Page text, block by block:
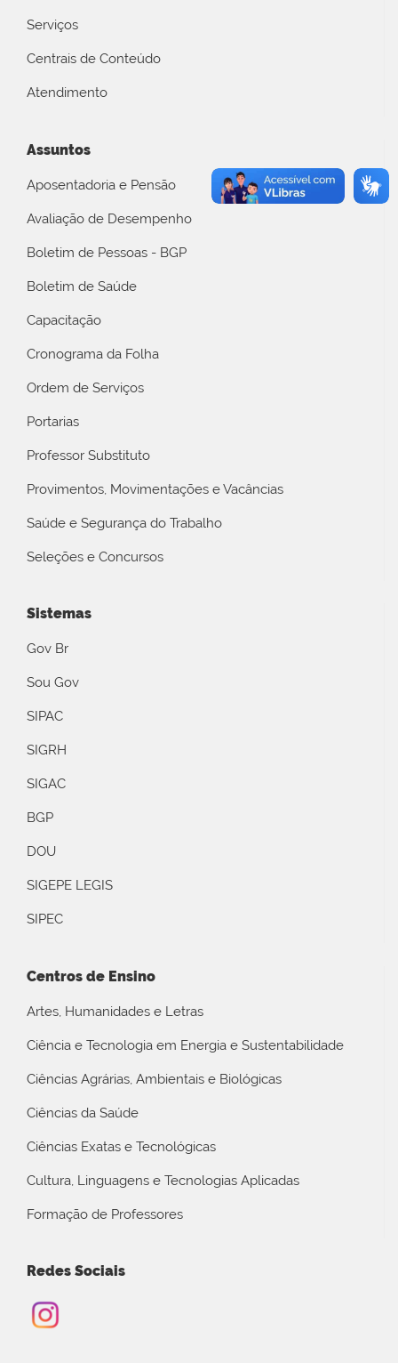
Serviços
Centrais de Conteúdo
Atendimento
Assuntos
Aposentadoria e Pensão
Avaliação de Desempenho
Boletim de Pessoas - BGP
Boletim de Saúde
Capacitação
Cronograma da Folha
Ordem de Serviços
Portarias
Professor Substituto
Provimentos, Movimentações e Vacâncias
Saúde e Segurança do Trabalho
Seleções e Concursos
Sistemas
Gov Br
Sou Gov
SIPAC
SIGRH
SIGAC
BGP
DOU
SIGEPE LEGIS
SIPEC
Centros de Ensino
Artes, Humanidades e Letras
Ciência e Tecnologia em Energia e Sustentabilidade
Ciências Agrárias, Ambientais e Biológicas
Ciências da Saúde
Ciências Exatas e Tecnológicas
Cultura, Linguagens e Tecnologias Aplicadas
Formação de Professores
Redes Sociais